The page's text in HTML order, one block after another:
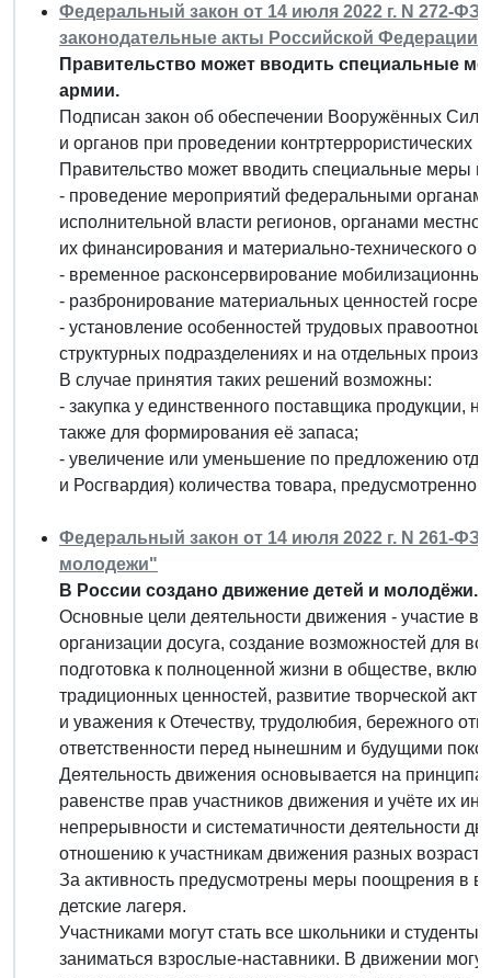
Федеральный закон от 14 июля 2022 г. N 272-
законодательные акты Российской Федерации"
Правительство может вводить специальные
армии.
Подписан закон об обеспечении Вооружённых Сил
и органов при проведении контртеррористических
Правительство может вводить специальные меры
- проведение мероприятий федеральными
исполнительной власти регионов, органами
их финансирования и материально-технического
- временное расконсервирование
- разбронирование материальных ценностей
- установление особенностей трудовых
структурных подразделениях и на отдельных
В случае принятия таких решений возможны:
- закупка у единственного поставщика продукции,
также для формирования её запаса;
- увеличение или уменьшение по предложению
и Росгвардия) количества товара,
Федеральный закон от 14 июля 2022 г. N 261-
молодежи"
В России создано движение детей и молодёжи.
Основные цели деятельности движения - участие в
организации досуга, создание возможностей для
подготовка к полноценной жизни в обществе,
традиционных ценностей, развитие творческой
и уважения к Отечеству, трудолюбия, бережного
ответственности перед нынешним и будущими
Деятельность движения основывается на
равенстве прав участников движения и учёте их
непрерывности и систематичности деятельности
отношению к участникам движения разных
За активность предусмотрены меры поощрения в
детские лагеря.
Участниками могут стать все школьники и
заниматься взрослые-наставники. В движении